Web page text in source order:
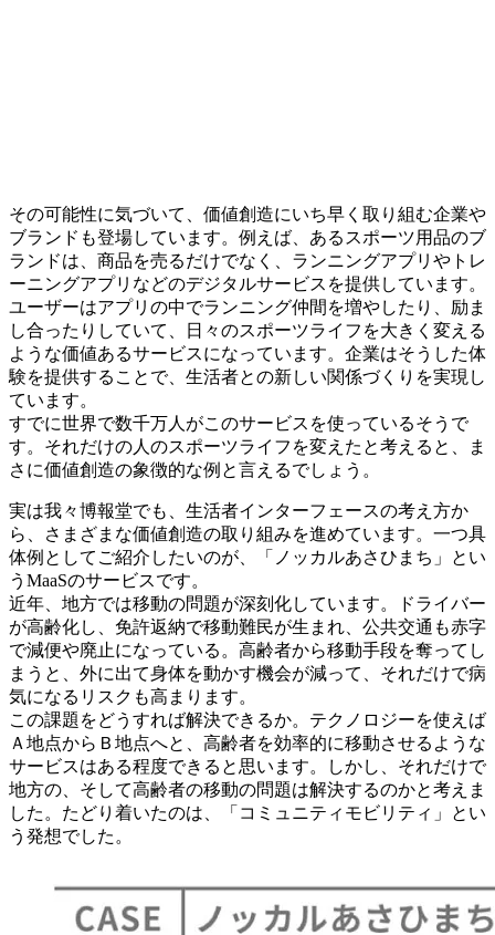
その可能性に気づいて、価値創造にいち早く取り組む企業や
ブランドも登場しています。例えば、あるスポーツ用品のブ
ランドは、商品を売るだけでなく、ランニングアプリやトレ
ーニングアプリなどのデジタルサービスを提供しています。
ユーザーはアプリの中でランニング仲間を増やしたり、励ま
し合ったりしていて、日々のスポーツライフを大きく変える
ような価値あるサービスになっています。企業はそうした体
験を提供することで、生活者との新しい関係づくりを実現し
ています。
すでに世界で数千万人がこのサービスを使っているそうで
す。それだけの人のスポーツライフを変えたと考えると、ま
さに価値創造の象徴的な例と言えるでしょう。
実は我々博報堂でも、生活者インターフェースの考え方か
ら、さまざまな価値創造の取り組みを進めています。一つ具
体例としてご紹介したいのが、「ノッカルあさひまち」とい
うMaaSのサービスです。
近年、地方では移動の問題が深刻化しています。ドライバー
が高齢化し、免許返納で移動難民が生まれ、公共交通も赤字
で減便や廃止になっている。高齢者から移動手段を奪ってし
まうと、外に出て身体を動かす機会が減って、それだけで病
気になるリスクも高まります。
この課題をどうすれば解決できるか。テクノロジーを使えば
Ａ地点からＢ地点へと、高齢者を効率的に移動させるような
サービスはある程度できると思います。しかし、それだけで
地方の、そして高齢者の移動の問題は解決するのかと考えま
した。たどり着いたのは、「コミュニティモビリティ」とい
う発想でした。